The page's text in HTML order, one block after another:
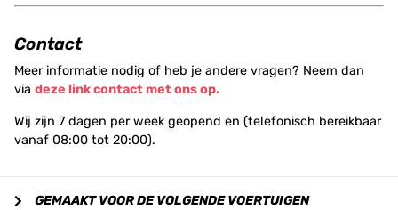
Contact
Meer informatie nodig of heb je andere vragen? Neem dan
via deze link contact met ons op.
Wij zijn 7 dagen per week geopend en (telefonisch bereikbaar
vanaf 08:00 tot 20:00).
GEMAAKT VOOR DE VOLGENDE VOERTUIGEN